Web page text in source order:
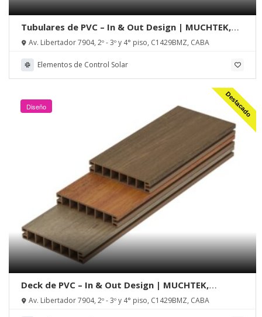
Tubulares de PVC – In & Out Design | MUCHTEK,
Tecnoperfiles Group
Av. Libertador 7904, 2º - 3º y 4° piso, C1429BMZ, CABA
Elementos de Control Solar
Destacado
Diseño
Deck de PVC – In & Out Design | MUCHTEK,
Tecnoperfiles Group
Av. Libertador 7904, 2º - 3º y 4° piso, C1429BMZ, CABA